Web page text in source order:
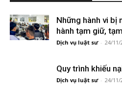
Những hành vi bị
hành tạm giữ,
Dịch vụ luật sư - 24/11/
Quy trình khiếu
Dịch vụ luật sư - 24/11/